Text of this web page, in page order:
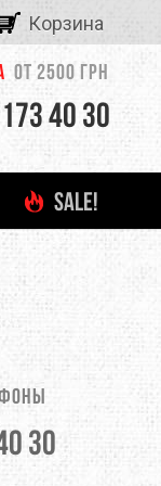
Корзина
от 2500 грн
173 40 30
БОРДЫ
SALE!
30